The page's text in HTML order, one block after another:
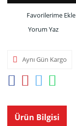
Yorum Yaz
Aynı Gün Kargo
Ürün Bilgisi